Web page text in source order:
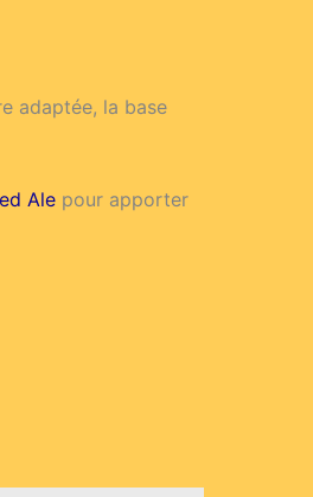
adaptée, la base
Ale pour apporter